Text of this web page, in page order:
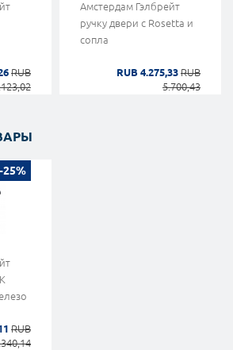
RUB
Амстердам Гэлбрейт
ручку двери с Rosetta и
сопла
RUB 4.275,33 RUB
5.700,43
-25%
RUB